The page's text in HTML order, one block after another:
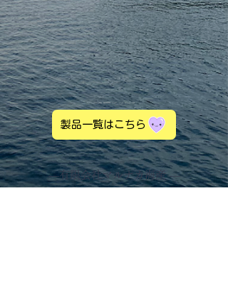
製品一覧はこちら
―有限会社マルナカ海産 ―